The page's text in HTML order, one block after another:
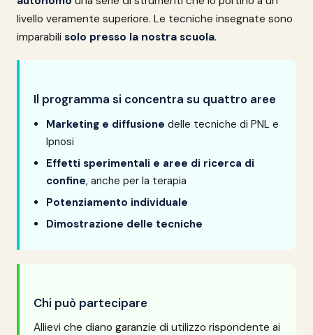
livello veramente superiore. Le tecniche insegnate sono
imparabili solo presso la nostra scuola.
Il programma si concentra su quattro aree
Marketing e diffusione delle tecniche di PNL e
Ipnosi
Effetti sperimentali e aree di ricerca di
confine, anche per la terapia
Potenziamento individuale
Dimostrazione delle tecniche
Chi può partecipare
Allievi che diano garanzie di utilizzo rispondente ai